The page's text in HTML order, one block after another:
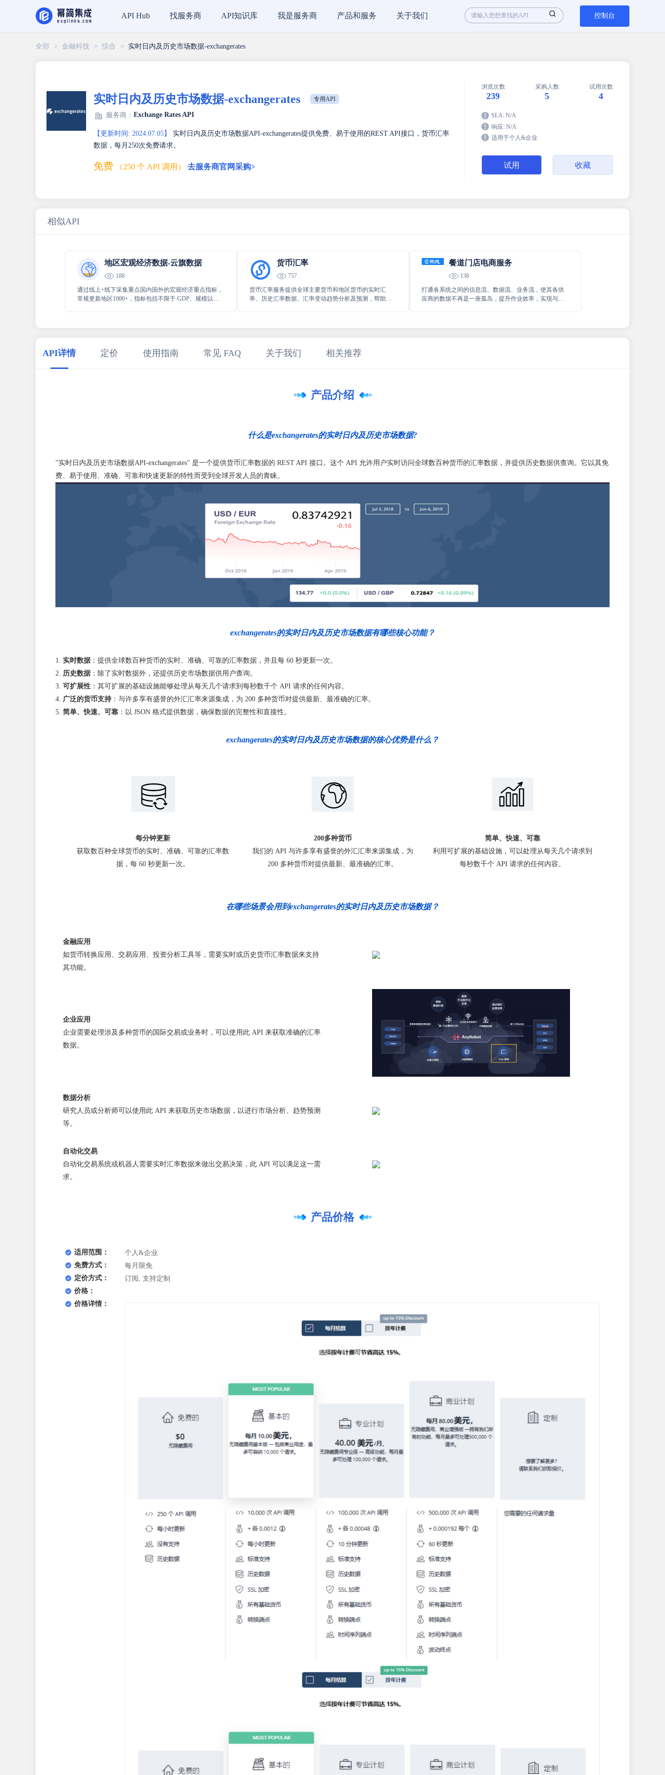
API Hub 找服务商 API知识库 我是服务商 产品和服务 关于我们 控制台
全部 > 金融科技 > 综合 > 实时日内及历史市场数据-exchangerates
实时日内及历史市场数据-exchangerates 专用API
服务商： Exchange Rates API
【更新时间: 2024.07.05】
实时日内及历史市场数据API-exchangerates提供免费、易于使用的REST API接口，货币汇率
数据，每月250次免费请求。
免费 （250 个 API 调用） 去服务商官网采购>
浏览次数
239
采购人数
5
试用次数
4
SLA: N/A
响应: N/A
适用于个人&企业
试用 收藏
相似API
地区宏观经济数据-云旗数据
188
通过线上+线下采集重点国内国外的宏观经济重点指标，
常规更新地区1000+，指标包括不限于 GDP、规模以上
货币汇率
757
货币汇率服务提供全球主要货币和地区货币的实时汇
率、历史汇率数据、汇率变动趋势分析及预测，帮助用
餐道门店电商服务
138
打通各系统之间的信息流、数据流、业务流，使其各供
应商的数据不再是一座孤岛，提升作业效率，实现与餐
API详情 定价 使用指南 常见 FAQ 关于我们 相关推荐
产品介绍
什么是exchangerates的实时日内及历史市场数据?
"实时日内及历史市场数据API-exchangerates" 是一个提供货币汇率数据的 REST API 接口。这个 API 允许用户实时访问全球数百种货币的汇率数据，并提供历史数据供查询。它以其免
费、易于使用、准确、可靠和快速更新的特性而受到全球开发人员的青睐。
exchangerates的实时日内及历史市场数据有哪些核心功能？
实时数据 ：提供全球数百种货币的实时、准确、可靠的汇率数据，并且每 60 秒更新一次。
历史数据 ：除了实时数据外，还提供历史市场数据供用户查询。
可扩展性 ：其可扩展的基础设施能够处理从每天几个请求到每秒数千个 API 请求的任何内容。
广泛的货币支持 ：与许多享有盛誉的外汇汇率来源集成，为 200 多种货币对提供最新、最准确的汇率。
简单、快速、可靠 ：以 JSON 格式提供数据，确保数据的完整性和直接性。
exchangerates的实时日内及历史市场数据的核心优势是什么？
每分钟更新
获取数百种全球货币的实时、准确、可靠的汇率数
据，每 60 秒更新一次。
200多种货币
我们的 API 与许多享有盛誉的外汇汇率来源集成，为
200 多种货币对提供最新、最准确的汇率。
简单、快速、可靠
利用可扩展的基础设施，可以处理从每天几个请求到
每秒数千个 API 请求的任何内容。
在哪些场景会用到exchangerates的实时日内及历史市场数据？
金融应用
如货币转换应用、交易应用、投资分析工具等，需要实时或历史货币汇率数据来支持
其功能。
企业应用
企业需要处理涉及多种货币的国际交易或业务时，可以使用此 API 来获取准确的汇率
数据。
数据分析
研究人员或分析师可以使用此 API 来获取历史市场数据，以进行市场分析、趋势预测
等。
自动化交易
自动化交易系统或机器人需要实时汇率数据来做出交易决策，此 API 可以满足这一需
求。
产品价格
适用范围：
个人&企业
免费方式：
每月限免
定价方式：
订阅, 支持定制
价格：
价格详情：